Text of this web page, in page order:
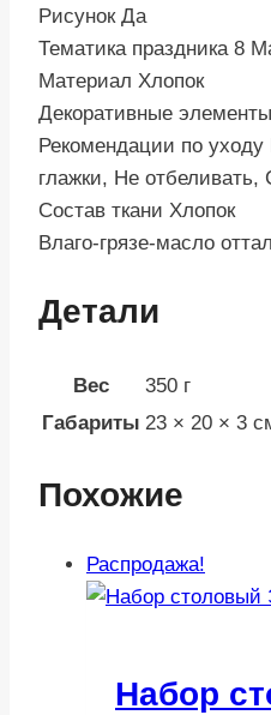
Рисунок Да
Тематика праздника 8
Материал Хлопок
Декоративные
Рекомендации по
глажки, Не отбеливать,
Состав ткани Хлопок
Влаго-грязе-масло
Детали
Вес
350 г
Габариты 23 × 20 × 3
Похожие
Распродажа!
Набор